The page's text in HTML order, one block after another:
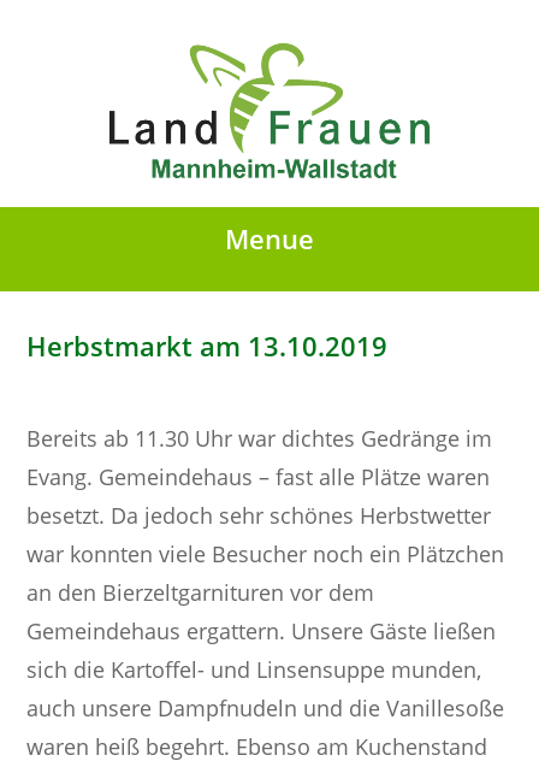
Menue
Herbstmarkt am 13.10.2019
Bereits ab 11.30 Uhr war dichtes Gedränge im
Evang. Gemeindehaus – fast alle Plätze waren
besetzt. Da jedoch sehr schönes Herbstwetter
war konnten viele Besucher noch ein Plätzchen
an den Bierzeltgarnituren vor dem
Gemeindehaus ergattern. Unsere Gäste ließen
sich die Kartoffel- und Linsensuppe munden,
auch unsere Dampfnudeln und die Vanillesoße
waren heiß begehrt. Ebenso am Kuchenstand